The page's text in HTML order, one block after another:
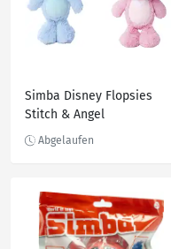
Simba Disney Flopsies
Stitch & Angel